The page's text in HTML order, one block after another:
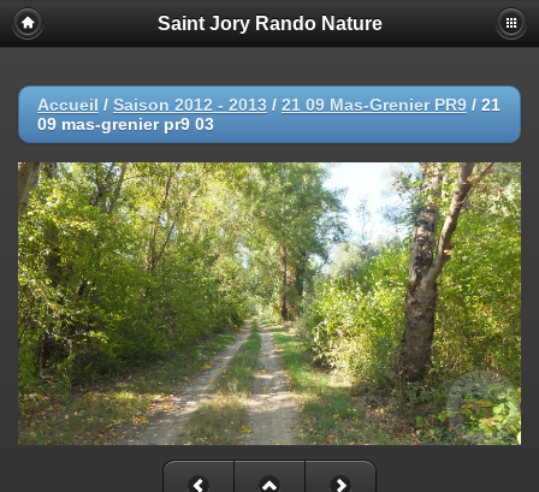
Saint Jory Rando Nature
Accueil / Saison 2012 - 2013 / 21 09 Mas-Grenier PR9 / 21
09 mas-grenier pr9 03